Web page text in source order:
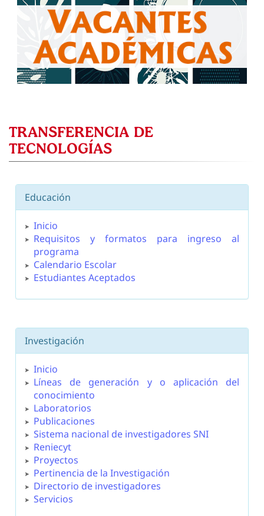
TRANSFERENCIA DE
TECNOLOGÍAS
Educación
Inicio
Requisitos y formatos para ingreso al
programa
Calendario Escolar
Estudiantes Aceptados
Investigación
Inicio
Líneas de generación y o aplicación del
conocimiento
Laboratorios
Publicaciones
Sistema nacional de investigadores SNI
Reniecyt
Proyectos
Pertinencia de la Investigación
Directorio de investigadores
Servicios